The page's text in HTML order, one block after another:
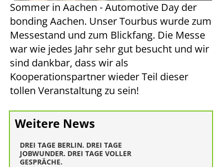
Sommer in Aachen - Automotive Day der
bonding Aachen. Unser Tourbus wurde zum
Messestand und zum Blickfang. Die Messe
war wie jedes Jahr sehr gut besucht und wir
sind dankbar, dass wir als
Kooperationspartner wieder Teil dieser
tollen Veranstaltung zu sein!
Weitere News
DREI TAGE BERLIN. DREI TAGE
JOBWUNDER. DREI TAGE VOLLER
GESPRÄCHE.